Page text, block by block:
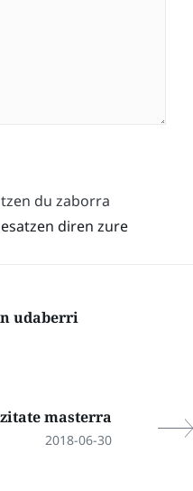
du zaborra
diren zure
udaberri
masterra
2018-06-30